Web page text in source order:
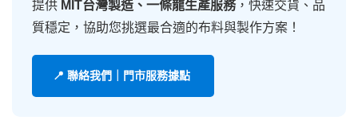
提供 MIT台灣製造、一條龍生產服務，快速交貨、品
質穩定，協助您挑選最合適的布料與製作方案！
📍 聯絡我們｜門市服務據點